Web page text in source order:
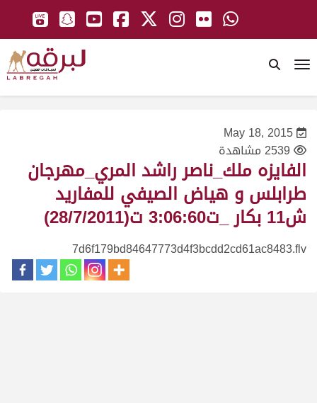
May 18, 2015
2539 مشاهدة
الفايزه ملك_ناصر راشد المري_مهرجان
طرابلس و هياض الصيفي للمفاريد
ش11 بكار _ت3:06:60 ت(28/7/2011)
7d6f179bd84647773d4f3bcdd2cd61ac8483.flv